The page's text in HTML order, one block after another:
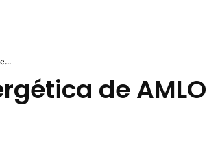
de